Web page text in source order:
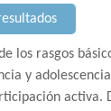
los rasgos
y
activa.